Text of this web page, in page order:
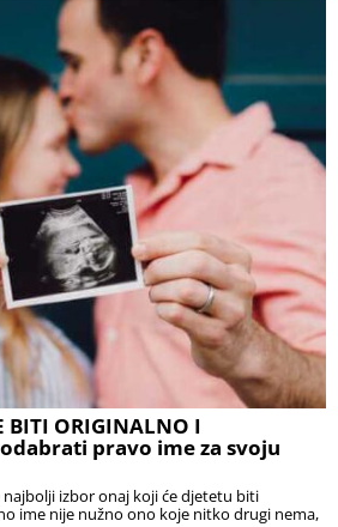
BITI ORIGINALNO I
odabrati pravo ime za svoju
izbor onaj koji će djetetu biti
ime nije nužno ono koje nitko drugi nema,